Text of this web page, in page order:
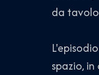
da
spazio,